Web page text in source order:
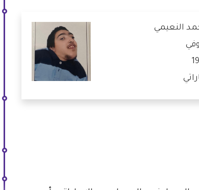
النعيمي